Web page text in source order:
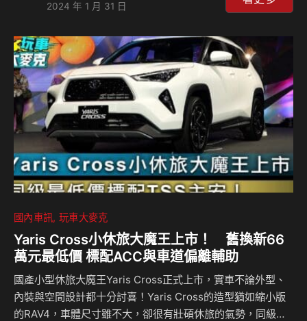
古車商眼中哪些選配是雞肋？哪些是寶？ 相關新聞：
2024 年 1 月 31 日
國內車訊 玩車大麥克
Yaris Cross小休旅大魔王上市！ 舊換新66
萬元最低價 標配ACC與車道偏離輔助
國產小型休旅大魔王Yaris Cross正式上市，實車不論外型、
內裝與空間設計都十分討喜！Yaris Cross的造型猶如縮小版
的RAV4，車體尺寸雖不大，卻很有壯碩休旅的氣勢，同級最